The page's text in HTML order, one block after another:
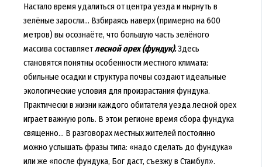
Настало время удалиться от центра уезда и нырнуть в
зелёные заросли... Взбираясь наверх (примерно на 600
метров) вы осознаёте, что большую часть зелёного
массива составляетлесной орех (фундук).Здесь
становятся понятны особенности местного климата:
обильные осадки и структура почвы создают идеальные
экологические условия для произрастания фундука.
Практически в жизни каждого обитателя уезда лесной орех
играет важную роль. В этом регионе время сбора фундука
священно... В разговорах местных жителей постоянно
можно услышать фразы типа: «надо сделать до фундука»
или же «после фундука, Бог даст, съезжу в Стамбул».